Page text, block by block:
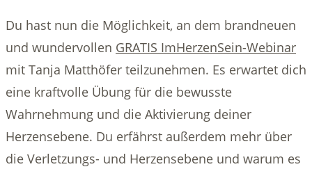
Du hast nun die Möglichkeit, an dem brandneuen
und wundervollen GRATIS ImHerzenSein-Webinar
mit Tanja Matthöfer teilzunehmen. Es erwartet dich
eine kraftvolle Übung für die bewusste
Wahrnehmung und die Aktivierung deiner
Herzensebene. Du erfährst außerdem mehr über
die Verletzungs- und Herzensebene und warum es